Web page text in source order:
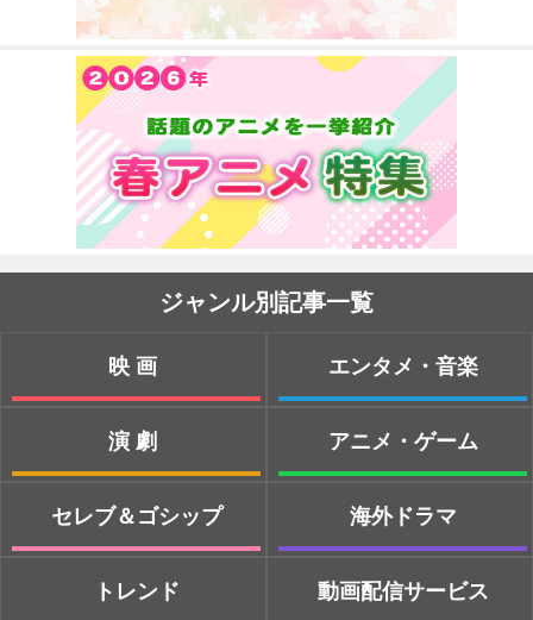
ジャンル別記事一覧
映画
演劇
セレブ＆ゴシップ
トレンド
エンタメ・音楽
アニメ・ゲーム
海外ドラマ
動画配信サービス